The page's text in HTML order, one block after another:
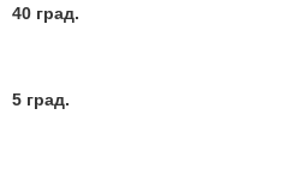
40 град.
5 град.